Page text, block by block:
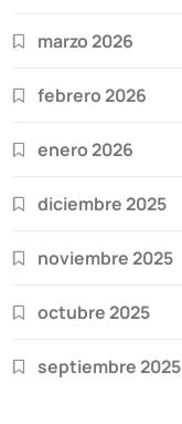
marzo 2026
febrero 2026
enero 2026
diciembre 2025
noviembre 2025
octubre 2025
septiembre 2025